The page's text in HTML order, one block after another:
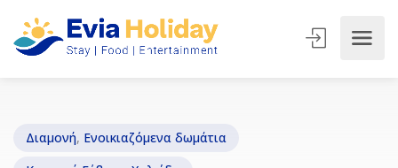
Διαμονή, Ενοικιαζόμενα δωμάτια